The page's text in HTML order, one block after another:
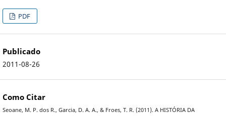
PDF
Publicado
2011-08-26
Como Citar
Seoane, M. P. dos R., Garcia, D. A. A., & Froes, T. R. (2011). A HISTÓRIA DA